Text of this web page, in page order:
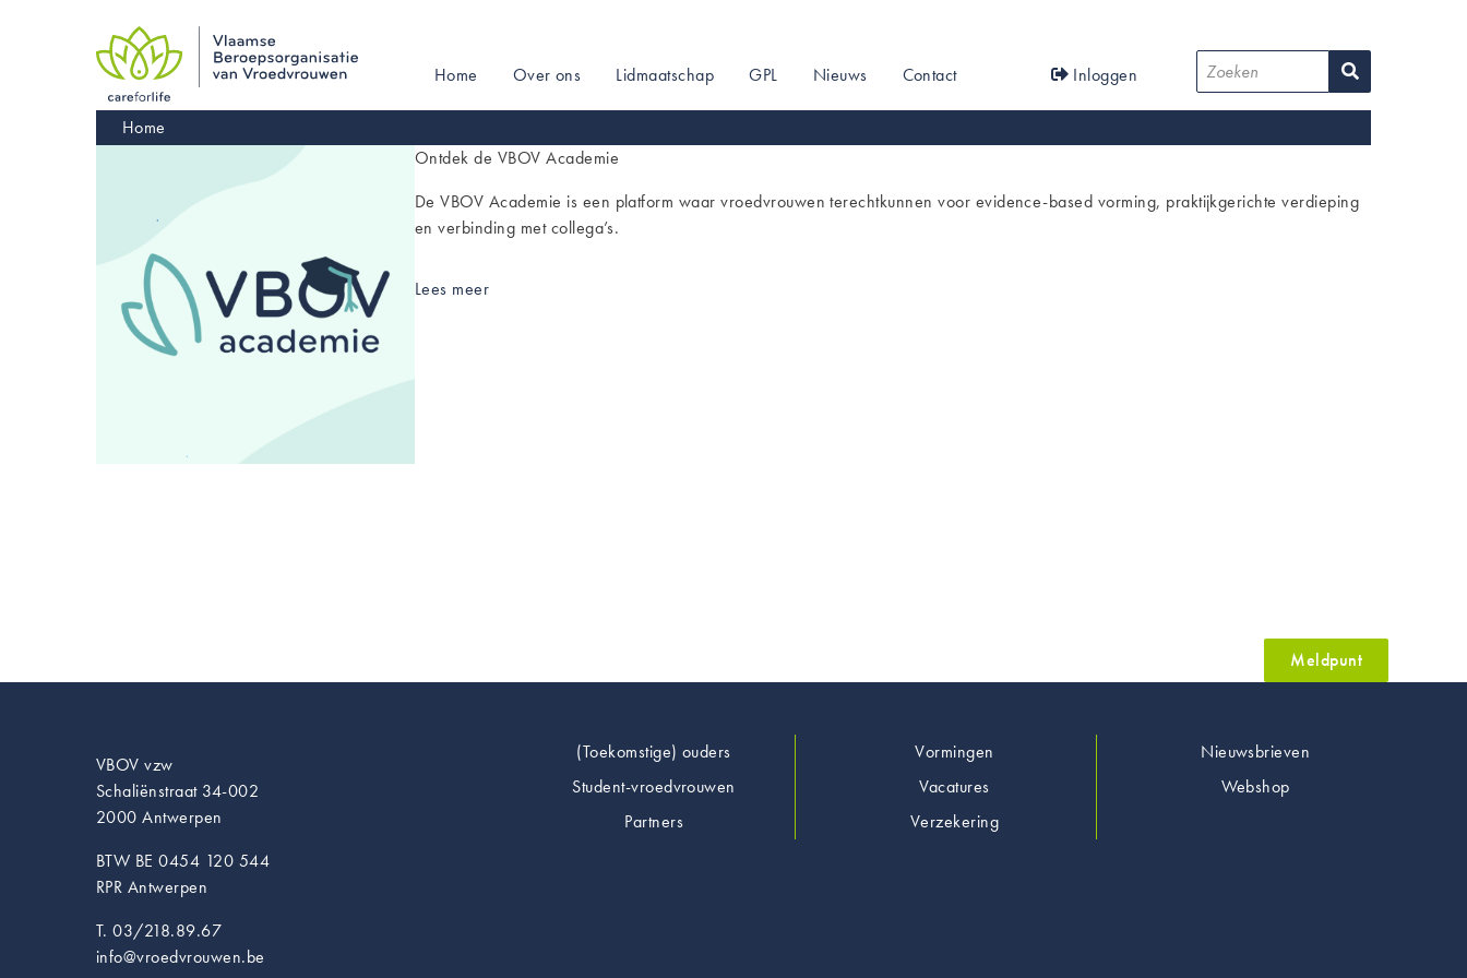
Main
navigation
Home Over ons Lidmaatschap GPL Nieuws Contact
User
account
menu
Inloggen
Kruimelpad
Home
Ontdek de VBOV Academie
De VBOV Academie is een platform waar vroedvrouwen terechtkunnen voor evidence-based vorming, praktijkgerichte verdieping
en verbinding met collega’s.
Lees meer
Meldpunt
VBOV vzw
Schaliënstraat 34-002
2000 Antwerpen
BTW BE 0454 120 544
RPR Antwerpen
T. 03/218.89.67
info@vroedvrouwen.be
Footer(Toekomstige) ouders
Student-vroedvrouwen
Partners
Vormingen
Vacatures
Verzekering
Nieuwsbrieven
Webshop